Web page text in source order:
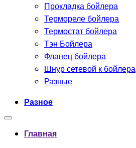
Прокладка бойлера
Термореле бойлера
Термостат бойлера
Тэн Бойлера
Фланец бойлера
Шнур сетевой к бойлера
Разные
Разное
Главная